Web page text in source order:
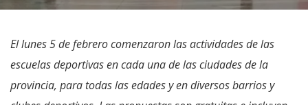
El lunes 5 de febrero comenzaron las actividades de las
escuelas deportivas en cada una de las ciudades de la
provincia, para todas las edades y en diversos barrios y